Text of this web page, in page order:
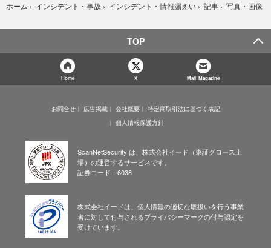
ホーム › インシデント・事故 › インシデント・情報漏えい › 記事 › 写真・画像
TOP
Home X Mail Magazine
お問合せ 広告掲載 会社概要
特定商取引法に基づく表記
個人情報保護方針
ScanNetSecurity は、株式会社イード（東証グロース上
場）の運営するサービスです。
証券コード：6038
株式会社イードは、個人情報の適切な取扱いを行う事業
者に対して付与されるプライバシーマークの付与認定を
受けています。